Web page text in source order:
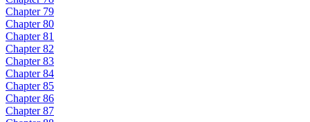
Chapter 79
Chapter 80
Chapter 81
Chapter 82
Chapter 83
Chapter 84
Chapter 85
Chapter 86
Chapter 87